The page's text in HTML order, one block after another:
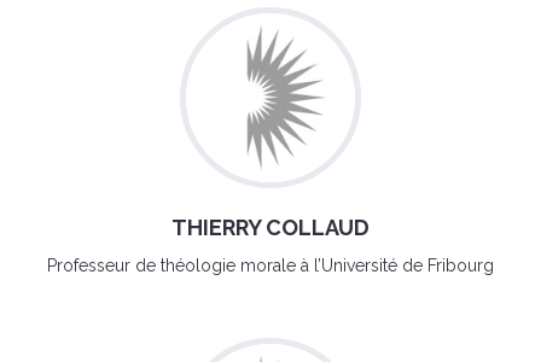
THIERRY COLLAUD
Professeur de théologie morale à l’Université de Fribourg